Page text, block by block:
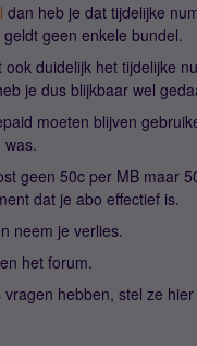
dan heb je dat tijdelijke
geen enkele bundel.
ook duidelijk het tijdelijke
je dus blijkbaar wel
moeten blijven
was.
geen 50c per MB maar
dat je abo effectief is.
neem je verlies.
het forum.
hebben, stel ze